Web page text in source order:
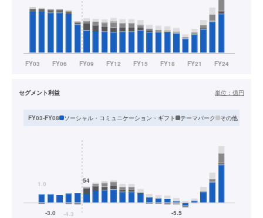
セグメント利益 単位： 億円
FY03-FY08 ソーシャル・コミュニケーション・ギフト テーマパーク その他